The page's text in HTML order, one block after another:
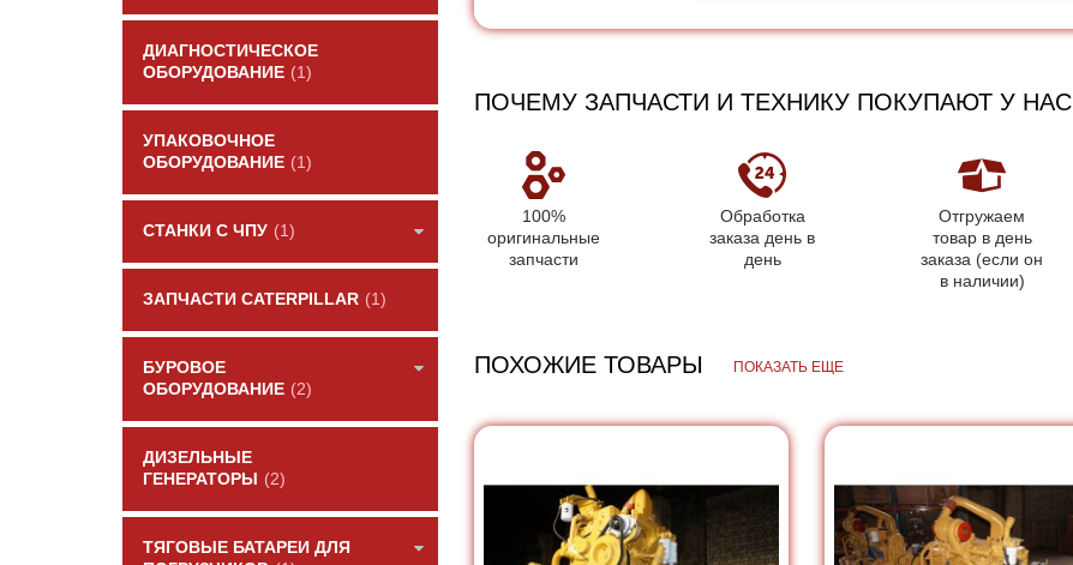
ДИАГНОСТИЧЕСКОЕ
ОБОРУДОВАНИЕ (1)
УПАКОВОЧНОЕ
ОБОРУДОВАНИЕ (1)
СТАНКИ С ЧПУ (1)
ЗАПЧАСТИ CATERPILLAR (1)
БУРОВОЕ
ОБОРУДОВАНИЕ (2)
ДИЗЕЛЬНЫЕ
ГЕНЕРАТОРЫ
(2)
ТЯГОВЫЕ БАТАРЕИ ДЛЯ
ПОЧЕМУ ЗАПЧАСТИ И ТЕХНИКУ ПОКУПАЮТ У НАС
100%
оригинальные
запчасти
Обработка
заказа день в
день
Отгружаем
товар в день
заказа (если он
в наличии)
ПОХОЖИЕ ТОВАРЫ ПОКАЗАТЬ ЕЩЕ